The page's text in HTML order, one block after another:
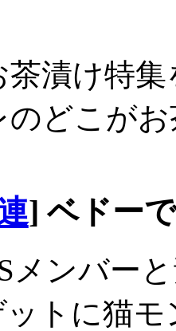
漬け特集
のどこが
] ベドー
メンバー
トに猫